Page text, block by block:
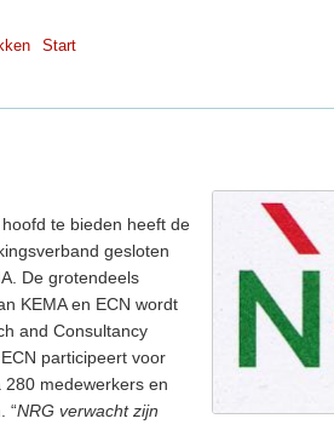
Start
te bieden heeft de
gesloten
De grotendeels
KEMA en ECN wordt
and Consultancy
ECN participeert voor
280 medewerkers en
“NRG verwacht zijn